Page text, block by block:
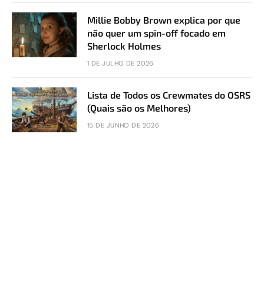
Millie Bobby Brown explica por que
não quer um spin-off focado em
Sherlock Holmes
1 DE JULHO DE 2026
Lista de Todos os Crewmates do OSRS
(Quais são os Melhores)
15 DE JUNHO DE 2026